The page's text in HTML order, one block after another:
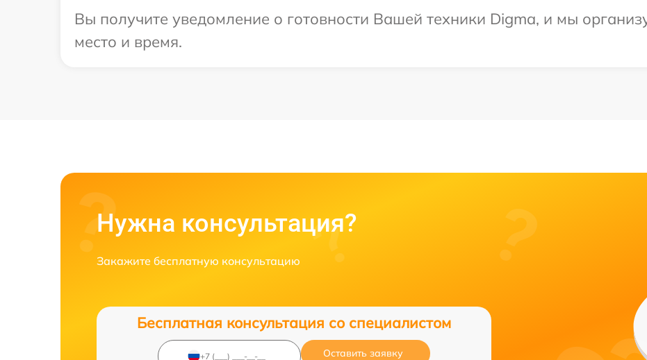
Вы получите уведомление о готовности Вашей техники Digma, и мы
место и время.
Нужна консультация?
Закажите бесплатную консультацию
Бесплатная консультация со специалистом
Оставить заявку